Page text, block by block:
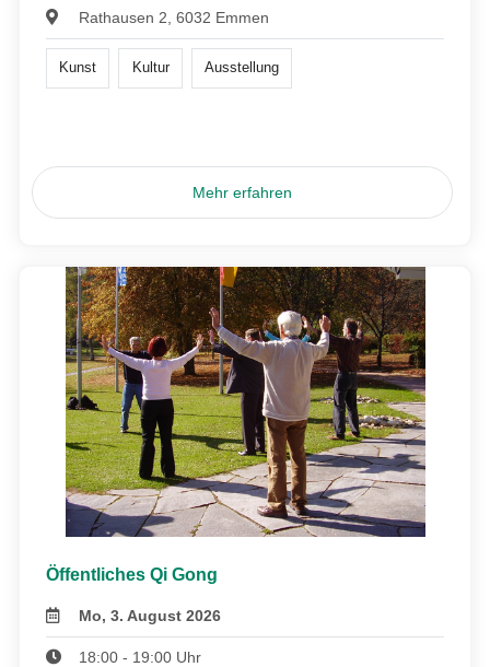
Rathausen 2, 6032 Emmen
Kunst Kultur Ausstellung
Mehr erfahren
Öffentliches Qi Gong
Mo, 3. August 2026
18:00 - 19:00 Uhr